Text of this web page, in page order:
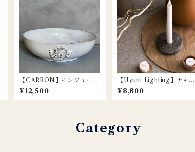
【CARRON】モンジュール
ボウル
¥12,500
【Uyuni Lighting】チャン
バーキャンドルホルダー / グ
レイ
¥8,800
Category